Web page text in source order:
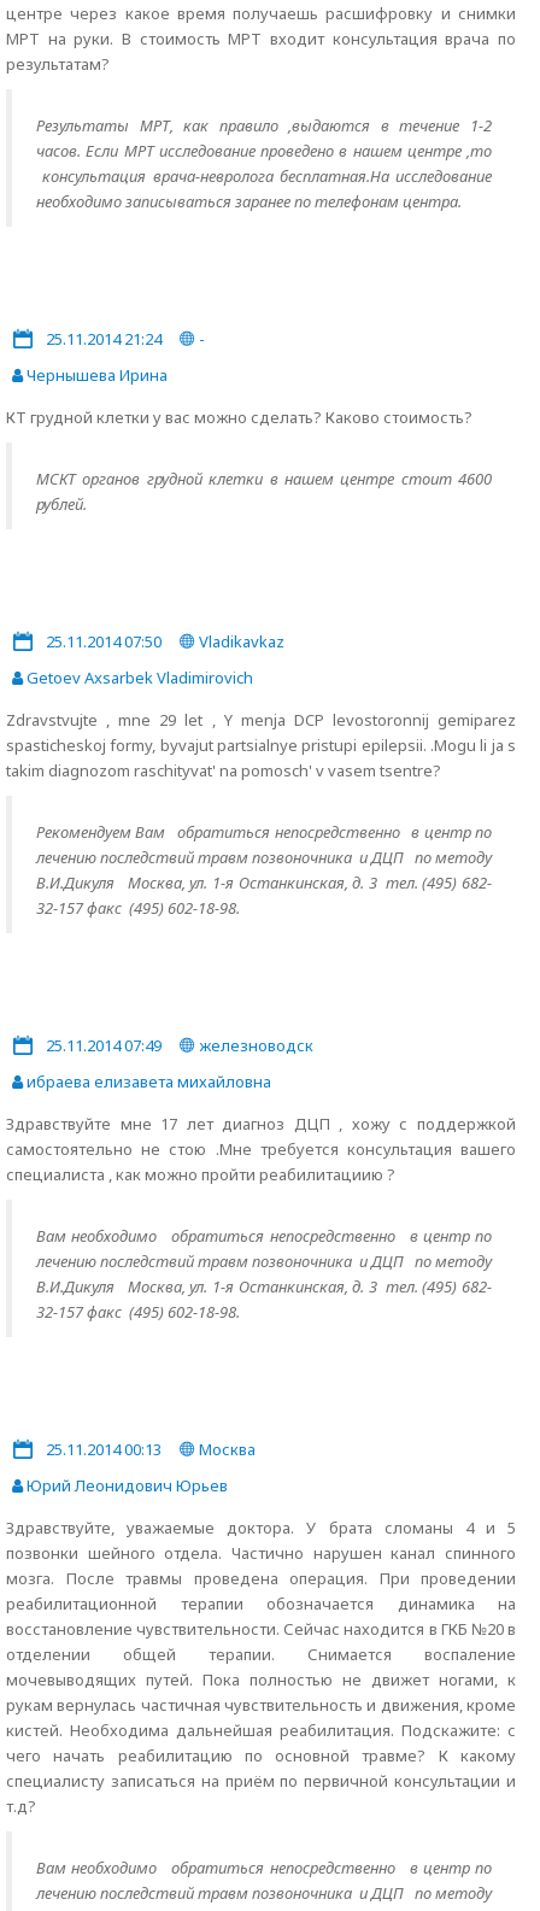
центре через какое время получаешь расшифровку и снимки
МРТ на руки. В стоимость МРТ входит консультация врача по
результатам?
Результаты МРТ, как правило ,выдаются в течение 1-2
часов. Если МРТ исследование проведено в нашем центре ,то
консультация врача-невролога бесплатная.На исследование
необходимо записываться заранее по телефонам центра.
25.11.2014 21:24
-
Чернышева Ирина
КТ грудной клетки у вас можно сделать? Каково стоимость?
МСКТ органов грудной клетки в нашем центре стоит 4600
рублей.
25.11.2014 07:50
Vladikavkaz
Getoev Axsarbek Vladimirovich
Zdravstvujte , mne 29 let , Y menja DCP levostoronnij gemiparez
spasticheskoj formy, byvajut partsialnye pristupi epilepsii. .Mogu li ja s
takim diagnozom raschityvat' na pomosch' v vasem tsentre?
Рекомендуем Вам обратиться непосредственно в центр по
лечению последствий травм позвоночника и ДЦП по методу
В.И.Дикуля Москва, ул. 1-я Останкинская, д. 3 тел. (495) 682-
32-157 факс (495) 602-18-98.
25.11.2014 07:49
железноводск
ибраева елизавета михайловна
Здравствуйте мне 17 лет диагноз ДЦП , хожу с поддержкой
самостоятельно не стою .Мне требуется консультация вашего
специалиста , как можно пройти реабилитациию ?
Вам необходимо обратиться непосредственно
в центр по
лечению последствий травм позвоночника и ДЦП по методу
В.И.Дикуля Москва, ул. 1-я Останкинская, д. 3 тел. (495) 682-
32-157 факс (495) 602-18-98.
25.11.2014 00:13
Москва
Юрий Леонидович Юрьев
Здравствуйте, уважаемые доктора. У брата сломаны 4 и 5
позвонки шейного отдела. Частично нарушен канал спинного
мозга. После травмы проведена операция. При проведении
реабилитационной терапии обозначается динамика на
восстановление чувствительности. Сейчас находится в ГКБ №20 в
отделении общей терапии. Снимается воспаление
мочевыводящих путей. Пока полностью не движет ногами, к
рукам вернулась частичная чувствительность и движения, кроме
кистей. Необходима дальнейшая реабилитация. Подскажите: с
чего начать реабилитацию по основной травме? К какому
специалисту записаться на приём по первичной консультации и
т.д?
Вам необходимо обратиться непосредственно
в центр по
лечению последствий травм позвоночника и ДЦП по методу